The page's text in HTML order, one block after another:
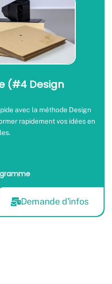
(#4 Design
avec la méthode Design
rapidement vos idées en
Demande d'infos